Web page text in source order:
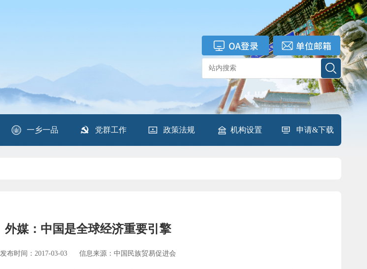
一乡一品 党群工作 政策法规 机构设置 申请&下载
外媒：中国是全球经济重要引擎
发布时间：2017-03-03 信息来源：中国民族贸易促进会